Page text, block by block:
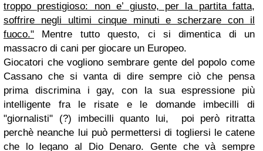
troppo prestigioso: non e’ giusto, per la partita fatta,
soffrire negli ultimi cinque minuti e scherzare con il
fuoco." Mentre tutto questo, ci si dimentica di un
massacro di cani per giocare un Europeo.
Giocatori che vogliono sembrare gente del popolo come
Cassano che si vanta di dire sempre ciò che pensa
prima discrimina i gay, con la sua espressione più
intelligente fra le risate e le domande imbecilli di
"giornalisti" (?) imbecilli quanto lui, poi però ritratta
perchè neanche lui può permettersi di togliersi le catene
che lo legano al Dio Denaro. Gente che và sempre